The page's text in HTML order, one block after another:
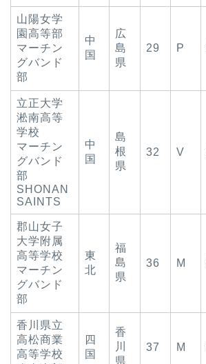
山陽女学
園高等部
マーチン
グバンド
部
中
国
広
島
県
29 P
立正大学
淞南高等
学校
マーチン
グバンド
部
SHONAN
SAINTS
中
国
島
根
県
32 V
郡山女子
大学附属
高等学校
マーチン
グバンド
部
東
北
福
島
県
36 M
香川県立
高松商業
高等学校
四
国
香
川
県
37 M